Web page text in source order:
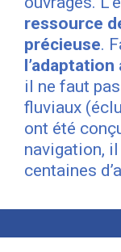
ressource
précieuse.
il ne faut
fluviaux
ont été
navigation,
centaines